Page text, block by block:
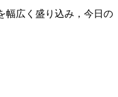
幅広く盛り込み，今日の